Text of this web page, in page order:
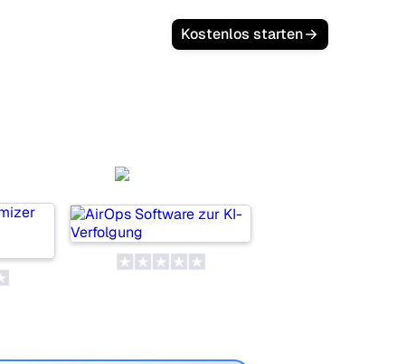
Kostenlos starten